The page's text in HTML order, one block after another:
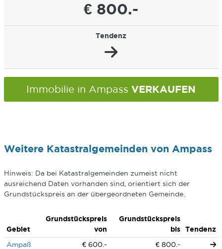
€ 800.-
Tendenz
Immobilie in Ampass VERKAUFEN
Weitere Katastralgemeinden von Ampass
Hinweis: Da bei Katastralgemeinden zumeist nicht
ausreichend Daten vorhanden sind, orientiert sich der
Grundstückspreis an der übergeordneten Gemeinde.
Gebiet
Grundstückspreis
von
Grundstückspreis
bis
Tendenz
Ampaß
€ 600.- € 800.-